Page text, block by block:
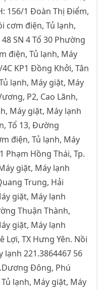
156/1 Đoàn Thị Điểm,
cơm điện, Tủ lạnh,
SN 4 Tổ 30 Phường
điện, Tủ lạnh, Máy
KP1 Đồng Khởi, Tân
lạnh, Máy giặt, Máy
P2, Cao Lãnh,
Máy giặt, Máy lạnh
Tổ 13, Đường
điện, Tủ lạnh, Máy
Phạm Hồng Thái, Tp.
giặt, Máy lạnh
Trung, Hải
giặt, Máy lạnh
Thuận Thành,
giặt, Máy lạnh
Lợi, TX Hưng Yên. Nồi
lạnh 221.3864467 56
Đông, Phú
lạnh, Máy giặt, Máy